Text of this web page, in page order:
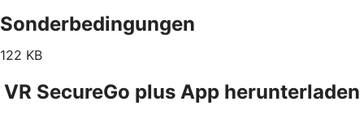
Sonderbedingungen
122 KB
VR SecureGo plus App herunterladen